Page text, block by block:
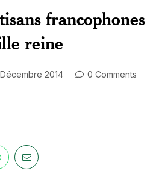
francophones
reine
2014
0 Comments